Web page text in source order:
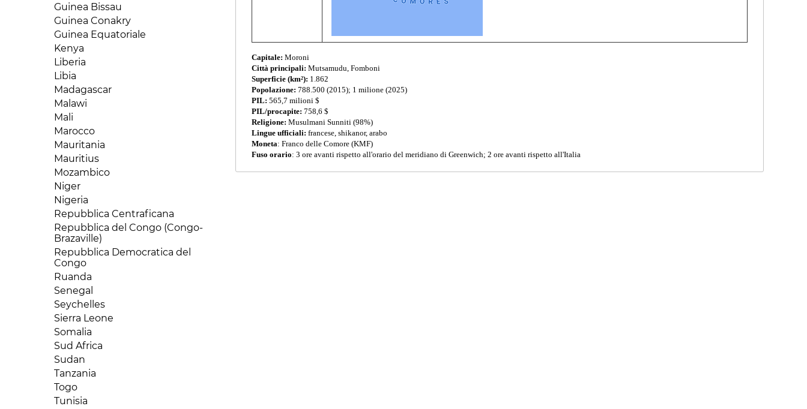
Guinea Bissau
Guinea Conakry
Guinea Equatoriale
Kenya
Liberia
Libia
Madagascar
Malawi
Mali
Marocco
Mauritania
Mauritius
Mozambico
Niger
Nigeria
Repubblica Centraficana
Repubblica del Congo (Congo-
Brazaville)
Repubblica Democratica del
Congo
Ruanda
Senegal
Seychelles
Sierra Leone
Somalia
Sud Africa
Sudan
Tanzania
Togo
Tunisia
Capitale: Moroni
Città principali: Mutsamudu, Fomboni
Superficie (km²): 1.862
Popolazione: 788.500 (2015); 1 milione (2025)
PIL: 565,7 milioni $
PIL/procapite: 758,6 $
Religione: Musulmani Sunniti (98%)
Lingue ufficiali: francese, shikanor, arabo
Moneta: Franco delle Comore (KMF)
Fuso orario: 3 ore avanti rispetto all'orario del meridiano di Greenwich; 2 ore avanti rispetto all'Italia